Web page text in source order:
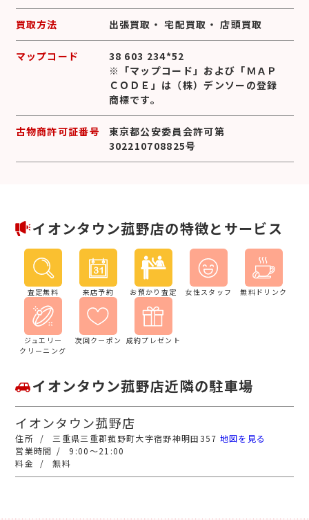
買取方法 出張買取 ・宅配買取 ・店頭買取
マップコード
38 603 234*52
※「マップコード」および「ＭＡＰ
ＣＯＤＥ」は（株）デンソーの登録
商標です。
古物商許可証番号
東京都公安委員会許可第
302210708825号
イオンタウン菰野店の特徴とサービス
査定無料 来店予約 お預かり査定 女性スタッフ 無料ドリンク
ジュエリー
クリーニング
次回クーポン 成約プレゼント
イオンタウン菰野店近隣の駐車場
イオンタウン菰野店
三重県三重郡菰野町大字宿野神明田357 地図を見る
9:00～21:00
無料